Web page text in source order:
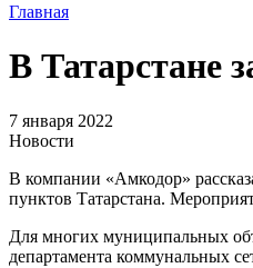
Главная
В Татарстане
7 января 2022
Новости
В компании «Амкодор»
пунктов Татарстана.
Для многих муниципальных
департамента коммунальных